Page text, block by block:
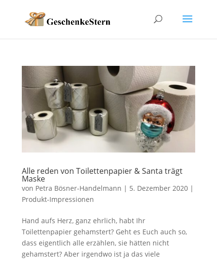
Alle reden von Toilettenpapier & Santa trägt
Maske
von Petra Bösner-Handelmann | 5. Dezember 2020|
Produkt-Impressionen
Hand aufs Herz, ganz ehrlich, habt Ihr
Toilettenpapier gehamstert? Geht es Euch auch so,
dass eigentlich alle erzählen, sie hätten nicht
gehamstert? Aber irgendwo ist ja das viele